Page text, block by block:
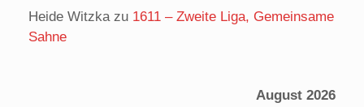
Heide Witzkazu 1611 – Zweite Liga, Gemeinsame
Sahne
August 2026